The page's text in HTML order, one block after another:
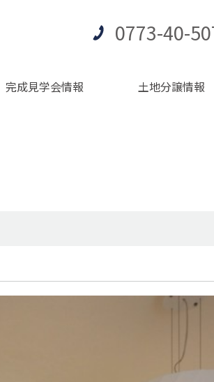
0773-40-
完成見学会情報 土地分譲情報